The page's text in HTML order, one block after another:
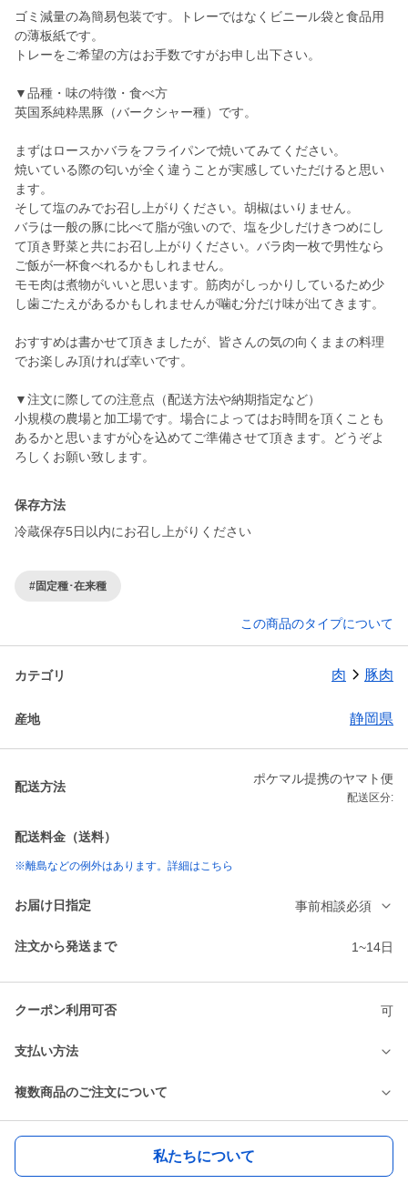
ゴミ減量の為簡易包装です。トレーではなくビニール袋と食品用
の薄板紙です。
トレーをご希望の方はお手数ですがお申し出下さい。
▼品種・味の特徴・食べ方
英国系純粋黒豚（バークシャー種）です。
まずはロースかバラをフライパンで焼いてみてください。
焼いている際の匂いが全く違うことが実感していただけると思い
ます。
そして塩のみでお召し上がりください。胡椒はいりません。
バラは一般の豚に比べて脂が強いので、塩を少しだけきつめにし
て頂き野菜と共にお召し上がりください。バラ肉一枚で男性なら
ご飯が一杯食べれるかもしれません。
モモ肉は煮物がいいと思います。筋肉がしっかりしているため少
し歯ごたえがあるかもしれませんが噛む分だけ味が出てきます。
おすすめは書かせて頂きましたが、皆さんの気の向くままの料理
でお楽しみ頂ければ幸いです。
▼注文に際しての注意点（配送方法や納期指定など）
小規模の農場と加工場です。場合によってはお時間を頂くことも
あるかと思いますが心を込めてご準備させて頂きます。どうぞよ
ろしくお願い致します。
保存方法
冷蔵保存5日以内にお召し上がりください
#固定種･在来種
この商品のタイプについて
カテゴリ 肉 豚肉
産地 静岡県
配送方法
ポケマル提携のヤマト便
配送区分:
配送料金（送料）
※離島などの例外はあります。詳細はこちら
お届け日指定 事前相談必須
注文から発送まで 1~14日
クーポン利用可否 可
支払い方法
複数商品のご注文について
私たちについて